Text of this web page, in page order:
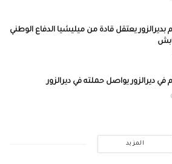
بديرالزور يعتقل قادة من ميليشيا الدفاع الوطني
في ديرالزور يواصل حملته في ديرالزور
المزيد